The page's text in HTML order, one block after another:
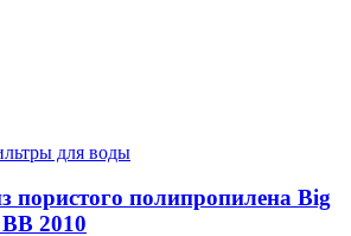
для воды
пористого полипропилена Big
2010